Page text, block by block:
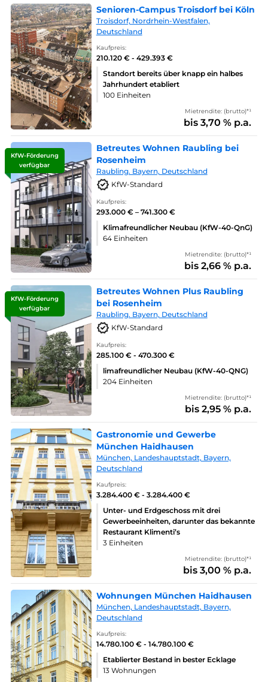
Senioren-Campus Troisdorf bei Köln
Troisdorf, Nordrhein-Westfalen,
Deutschland
Kaufpreis:
210.120 € - 429.393 €
Standort bereits über knapp ein halbes
Jahrhundert etabliert
100 Einheiten
Mietrendite: (brutto)*¹
bis 3,70 % p.a.
KfW-Förderung
verfügbar
Betreutes Wohnen Raubling bei
Rosenheim
Raubling. Bayern, Deutschland
KfW-Standard
Kaufpreis:
293.000 € – 741.300 €
Klimafreundlicher Neubau (KfW-40-QnG)
64 Einheiten
Mietrendite: (brutto)*¹
bis 2,66 % p.a.
KfW-Förderung
verfügbar
Betreutes Wohnen Plus Raubling
bei Rosenheim
Raubling. Bayern, Deutschland
KfW-Standard
Kaufpreis:
285.100 € - 470.300 €
limafreundlicher Neubau (KfW-40-QNG)
204 Einheiten
Mietrendite: (brutto)*¹
bis 2,95 % p.a.
Gastronomie und Gewerbe
München Haidhausen
München, Landeshauptstadt, Bayern,
Deutschland
Kaufpreis:
3.284.400 € - 3.284.400 €
Unter- und Erdgeschoss mit drei
Gewerbeeinheiten, darunter das bekannte
Restaurant Klimenti’s
3 Einheiten
Mietrendite: (brutto)*¹
bis 3,00 % p.a.
Wohnungen München Haidhausen
München, Landeshauptstadt, Bayern,
Deutschland
Kaufpreis:
14.780.100 € - 14.780.100 €
Etablierter Bestand in bester Ecklage
13 Wohnungen